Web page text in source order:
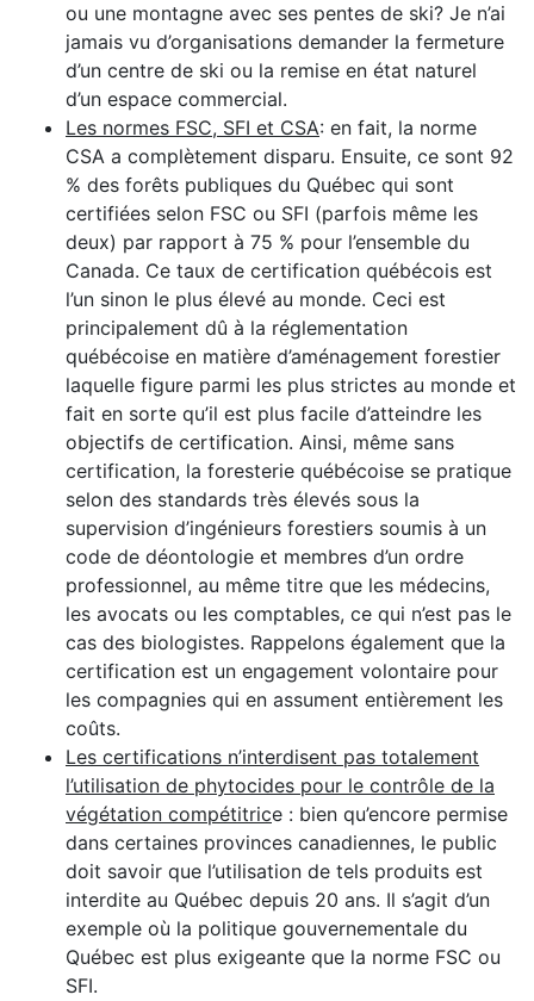
ou une montagne avec ses pentes de ski? Je n’ai
jamais vu d’organisations demander la fermeture
d’un centre de ski ou la remise en état naturel
d’un espace commercial.
Les normes FSC, SFI et CSA: en fait, la norme
CSA a complètement disparu. Ensuite, ce sont 92
% des forêts publiques du Québec qui sont
certifiées selon FSC ou SFI (parfois même les
deux) par rapport à 75 % pour l’ensemble du
Canada. Ce taux de certification québécois est
l’un sinon le plus élevé au monde. Ceci est
principalement dû à la réglementation
québécoise en matière d’aménagement forestier
laquelle figure parmi les plus strictes au monde et
fait en sorte qu’il est plus facile d’atteindre les
objectifs de certification. Ainsi, même sans
certification, la foresterie québécoise se pratique
selon des standards très élevés sous la
supervision d’ingénieurs forestiers soumis à un
code de déontologie et membres d’un ordre
professionnel, au même titre que les médecins,
les avocats ou les comptables, ce qui n’est pas le
cas des biologistes. Rappelons également que la
certification est un engagement volontaire pour
les compagnies qui en assument entièrement les
coûts.
Les certifications n’interdisent pas totalement
l’utilisation de phytocides pour le contrôle de la
végétation compétitrice : bien qu’encore permise
dans certaines provinces canadiennes, le public
doit savoir que l’utilisation de tels produits est
interdite au Québec depuis 20 ans. Il s’agit d’un
exemple où la politique gouvernementale du
Québec est plus exigeante que la norme FSC ou
SFI.